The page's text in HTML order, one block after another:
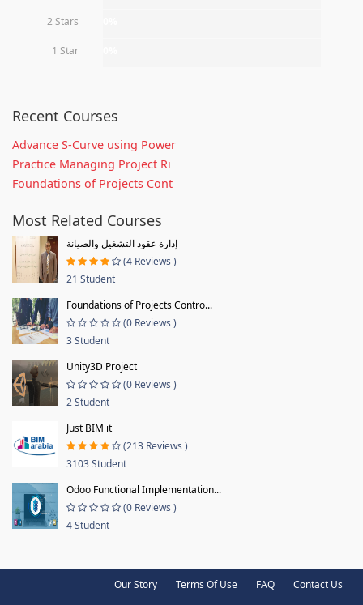
2 Stars
1 Star
Recent Courses
Advance S-Curve using Power
Practice Managing Project Ri
Foundations of Projects Cont
Most Related Courses
إدارة عقود التشغيل والصيانة
(4 Reviews )
21 Student
Foundations of Projects Contro...
(0 Reviews )
3 Student
Unity3D Project
(0 Reviews )
2 Student
Just BIM it
(213 Reviews )
3103 Student
Odoo Functional Implementation...
(0 Reviews )
4 Student
Our Story Terms Of Use FAQ Contact Us